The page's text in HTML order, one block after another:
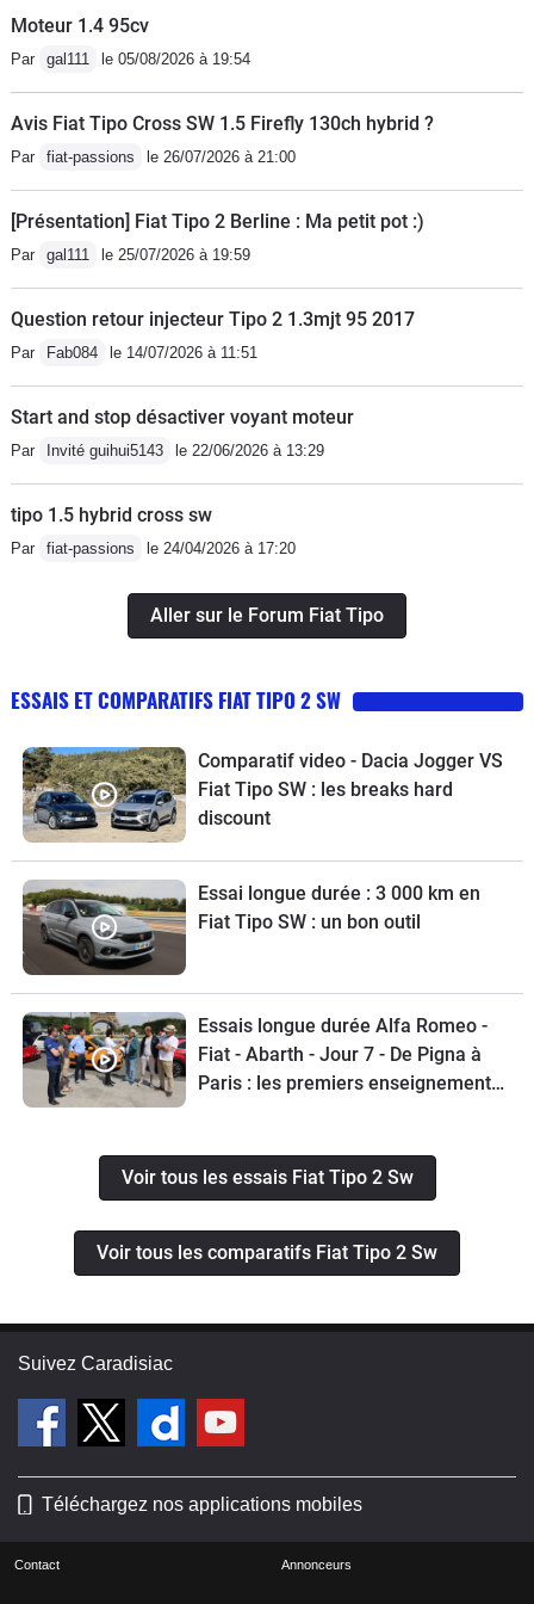
USB, jantes alu 16 pouces). Je reste
pas le summum de l’automobile, ni le
top niveau mode mais pour le budget
(18.900 euros moins remise de 4.000
euros, soit 14.900 euros), je me doute
qu’il ne faut pas se montrer exigeant.
Défauts: moteur poussif ( il existe un
1.4 turbo 120), finition intérieure
moyenne et suspensions
dures.Qualités: ligne, intérieur
spacieux, fiabilité, prix/
équipement/garantie.Je viens de
Moteur 1.4 95cv
Par gal111 le 05/08/2026 à 19:54
Avis Fiat Tipo Cross SW 1.5 Firefly 130ch hybrid ?
Par fiat-passions le 26/07/2026 à 21:00
[Présentation] Fiat Tipo 2 Berline : Ma petit pot :)
Par gal111 le 25/07/2026 à 19:59
Question retour injecteur Tipo 2 1.3mjt 95 2017
Par Fab084 le 14/07/2026 à 11:51
Start and stop désactiver voyant moteur
Par Invité guihui5143 le 22/06/2026 à 13:29
tipo 1.5 hybrid cross sw
Par fiat-passions le 24/04/2026 à 17:20
Aller sur le Forum Fiat Tipo
ESSAIS ET COMPARATIFS FIAT TIPO 2 SW
Comparatif video - Dacia Jogger VS
Fiat Tipo SW : les breaks hard
discount
Essai longue durée : 3 000 km en
Fiat Tipo SW : un bon outil
Essais longue durée Alfa Romeo -
Fiat - Abarth - Jour 7 - De Pigna à
Paris : les premiers enseignements
Voir tous les essais Fiat Tipo 2 Sw
Voir tous les comparatifs Fiat Tipo 2 Sw
Suivez Caradisiac
Téléchargez nos applications mobiles
Contact Annonceurs